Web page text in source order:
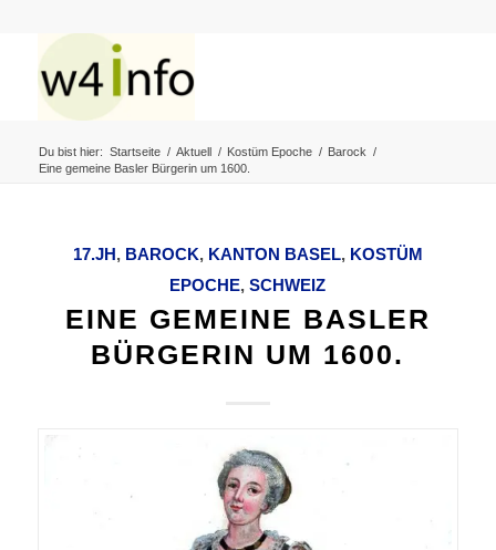
Du bist hier: Startseite / Aktuell / Kostüm Epoche / Barock /
Eine gemeine Basler Bürgerin um 1600.
17.JH, BAROCK, KANTON BASEL, KOSTÜM
EPOCHE,SCHWEIZ
EINE GEMEINE BASLER
BÜRGERIN UM 1600.